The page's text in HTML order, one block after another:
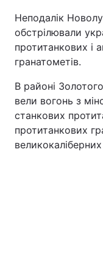
Неподалік
обстрілювали
протитанкових і
гранатометів.
В районі
вели вогонь з
станкових
протитанкових